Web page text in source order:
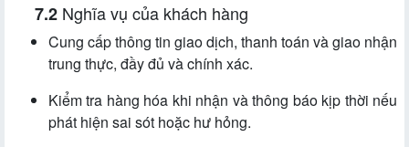
Nghĩa vụ của khách hàng
Cung cấp thông tin giao dịch, thanh toán và giao nhận
trung thực, đầy đủ và chính xác.
Kiểm tra hàng hóa khi nhận và thông báo kịp thời nếu
phát hiện sai sót hoặc hư hỏng.